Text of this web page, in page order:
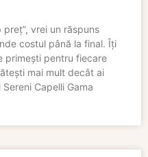
vrei un răspuns
costul până la final. Îți
primești pentru fiecare
mai mult decât ai
Capelli Gama